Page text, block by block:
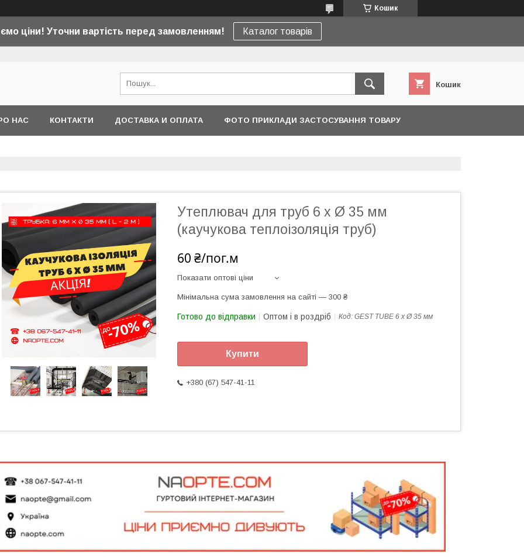
Кошик
ціни! Уточни вартість перед замовленням! Каталог товарів
Кошик
НАС КОНТАКТИ ДОСТАВКА И ОПЛАТА ФОТО ПРИКЛАДИ ЗАСТОСУВАННЯ ТОВАРУ
Утеплювач для труб 6 х Ø 35 мм
(каучукова теплоізоляція труб)
60 ₴/пог.м
Показати оптові ціни
Мінімальна сума замовлення на сайті — 300 ₴
Готово до відправки Оптом і в роздріб Код: GEST TUBE 6 х Ø 35 мм
Купити
+380 (67) 547-41-11